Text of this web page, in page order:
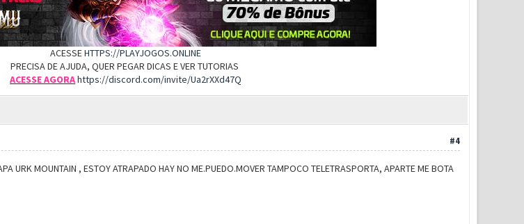
ACESSEHTTPS://PLAYJOGOS.ONLINE
PRECISA DE AJUDA, QUER PEGAR DICAS E VER TUTORIAS
ACESSE AGORAhttps://discord.com/invite/Ua2rXXd47Q
#4
URK MOUNTAIN , ESTOY ATRAPADO HAY NO ME.PUEDO.MOVER TAMPOCO TELETRASPORTA, APARTE ME BOTA